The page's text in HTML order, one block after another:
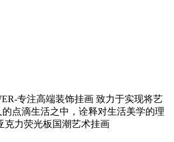
专注高端装饰挂画 致力于实现将艺
点滴生活之中，诠释对生活美学的理
克力荧光板国潮艺术挂画